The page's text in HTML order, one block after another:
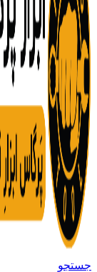
جستجو